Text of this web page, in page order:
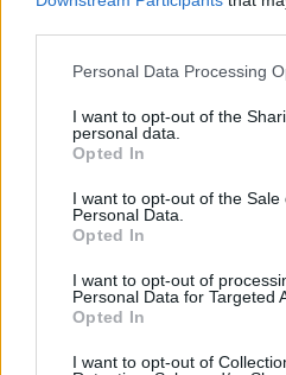
Personal Data Processing
I want to opt-out of the
personal data.
Opted In
I want to opt-out of the Sale
Personal Data.
Opted In
I want to opt-out of
Personal Data for Targeted
Opted In
I want to opt-out of
Το
από τις
και
followers
ώρες που
Ατύχημα